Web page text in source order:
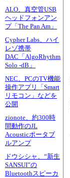
ALO、真空管USB
ヘッドフォンアン
プ「The Pan Am」
Cypher Labs、ハイ
レゾ携帯
DAC「AlgoRhythm
Solo -dB」
NEC、PCのTV機能
操作アプリ「Smart
リモコン」などを
公開
zionote、約300時
間動作のJL
Acousticポータブ
ルアンプ
ドウシシャ、“新生
SANSUI”の
Bluetoothスピーカ